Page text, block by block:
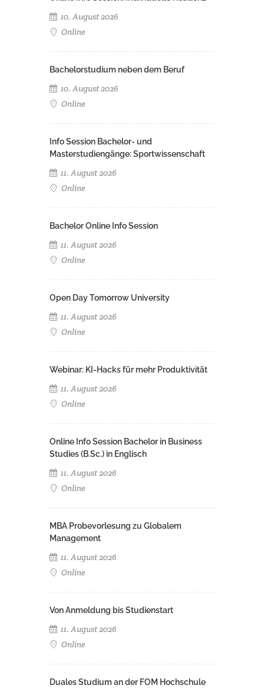
10. August 2026
Online
Bachelorstudium neben dem Beruf
10. August 2026
Online
Info Session Bachelor- und
Masterstudiengänge: Sportwissenschaft
11. August 2026
Online
Bachelor Online Info Session
11. August 2026
Online
Open Day Tomorrow University
11. August 2026
Online
Webinar: KI-Hacks für mehr Produktivität
11. August 2026
Online
Online Info Session Bachelor in Business
Studies (B.Sc.) in Englisch
11. August 2026
Online
MBA Probevorlesung zu Globalem
Management
11. August 2026
Online
Von Anmeldung bis Studienstart
11. August 2026
Online
Duales Studium an der FOM Hochschule